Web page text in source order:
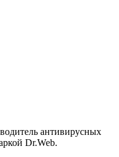
антивирусных
Dr.Web.